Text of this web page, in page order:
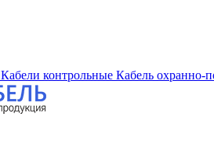
Кабели контрольные Кабель охранно-